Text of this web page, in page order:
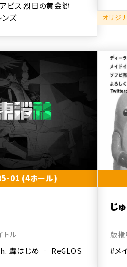
ビス 烈日の黄金郷
ンズ
オリジ
01 (4ホール)
トル
轟はじめ ‐ ReGLOS
じ
版権
#メ